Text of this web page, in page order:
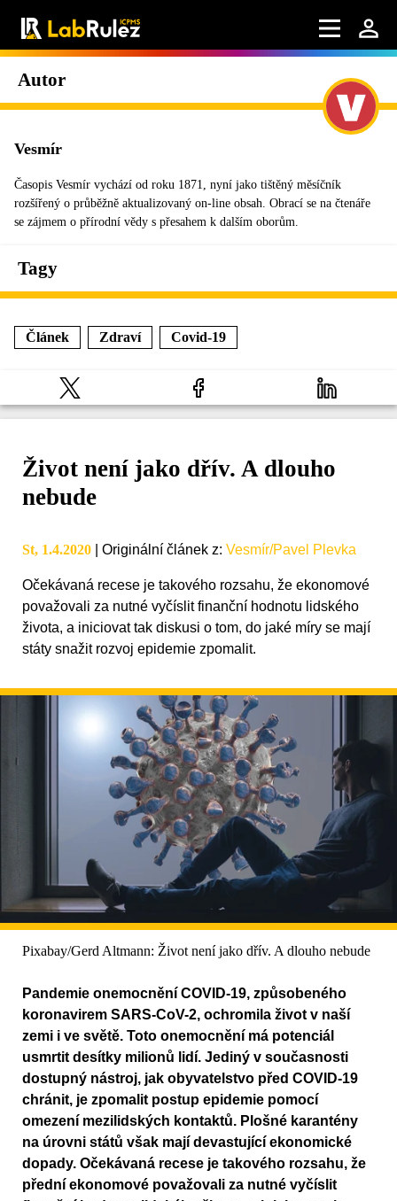
Autor
Vesmír
Časopis Vesmír vychází od roku 1871, nyní jako tištěný měsíčník
rozšířený o průběžně aktualizovaný on-line obsah. Obrací se na čtenáře
se zájmem o přírodní vědy s přesahem k dalším oborům.
Tagy
Článek Zdraví Covid-19
Život není jako dřív. A dlouho
nebude
St, 1.4.2020 Originální článek z: Vesmír/Pavel Plevka
Očekávaná recese je takového rozsahu, že ekonomové
považovali za nutné vyčíslit finanční hodnotu lidského
života, a iniciovat tak diskusi o tom, do jaké míry se mají
státy snažit rozvoj epidemie zpomalit.
Pixabay/Gerd Altmann: Život není jako dřív. A dlouho nebude
Pandemie onemocnění COVID-19, způsobeného
koronavirem SARS-CoV-2, ochromila život v naší
zemi i ve světě. Toto onemocnění má potenciál
usmrtit desítky milionů lidí. Jediný v současnosti
dostupný nástroj, jak obyvatelstvo před COVID-19
chránit, je zpomalit postup epidemie pomocí
omezení mezilidských kontaktů. Plošné karantény
na úrovni států však mají devastující ekonomické
dopady. Očekávaná recese je takového rozsahu, že
přední ekonomové považovali za nutné vyčíslit